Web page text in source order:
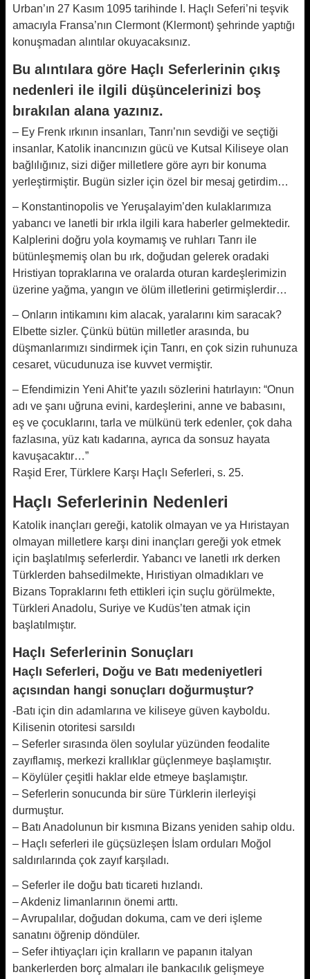
Urban’ın 27 Kasım 1095 tarihinde I. Haçlı Seferi’ni teşvik
amacıyla Fransa’nın Clermont (Klermont) şehrinde yaptığı
konuşmadan alıntılar okuyacaksınız.
Bu alıntılara göre Haçlı Seferlerinin çıkış
nedenleri ile ilgili düşüncelerinizi boş
bırakılan alana yazınız.
– Ey Frenk ırkının insanları, Tanrı’nın sevdiği ve seçtiği
insanlar, Katolik inancınızın gücü ve Kutsal Kiliseye olan
bağlılığınız, sizi diğer milletlere göre ayrı bir konuma
yerleştirmiştir. Bugün sizler için özel bir mesaj getirdim…
– Konstantinopolis ve Yeruşalayim’den kulaklarımıza
yabancı ve lanetli bir ırkla ilgili kara haberler gelmektedir.
Kalplerini doğru yola koymamış ve ruhları Tanrı ile
bütünleşmemiş olan bu ırk, doğudan gelerek oradaki
Hristiyan topraklarına ve oralarda oturan kardeşlerimizin
üzerine yağma, yangın ve ölüm illetlerini getirmişlerdir…
– Onların intikamını kim alacak, yaralarını kim saracak?
Elbette sizler. Çünkü bütün milletler arasında, bu
düşmanlarımızı sindirmek için Tanrı, en çok sizin ruhunuza
cesaret, vücudunuza ise kuvvet vermiştir.
– Efendimizin Yeni Ahit’te yazılı sözlerini hatırlayın: “Onun
adı ve şanı uğruna evini, kardeşlerini, anne ve babasını,
eş ve çocuklarını, tarla ve mülkünü terk edenler, çok daha
fazlasına, yüz katı kadarına, ayrıca da sonsuz hayata
kavuşacaktır…”
Raşid Erer, Türklere Karşı Haçlı Seferleri, s. 25.
Haçlı Seferlerinin Nedenleri
Katolik inançları gereği, katolik olmayan ve ya Hıristayan
olmayan milletlere karşı dini inançları gereği yok etmek
için başlatılmış seferlerdir. Yabancı ve lanetli ırk derken
Türklerden bahsedilmekte, Hıristiyan olmadıkları ve
Bizans Topraklarını feth ettikleri için suçlu görülmekte,
Türkleri Anadolu, Suriye ve Kudüs’ten atmak için
başlatılmıştır.
Haçlı Seferlerinin Sonuçları
Haçlı Seferleri, Doğu ve Batı medeniyetleri
açısından hangi sonuçları doğurmuştur?
-Batı için din adamlarına ve kiliseye güven kayboldu.
Kilisenin otoritesi sarsıldı
– Seferler sırasında ölen soylular yüzünden feodalite
zayıflamış, merkezi krallıklar güçlenmeye başlamıştır.
– Köylüler çeşitli haklar elde etmeye başlamıştır.
– Seferlerin sonucunda bir süre Türklerin ilerleyişi
durmuştur.
– Batı Anadolunun bir kısmına Bizans yeniden sahip oldu.
– Haçlı seferleri ile güçsüzleşen İslam orduları Moğol
saldırılarında çok zayıf karşıladı.
– Seferler ile doğu batı ticareti hızlandı.
– Akdeniz limanlarının önemi arttı.
– Avrupalılar, doğudan dokuma, cam ve deri işleme
sanatını öğrenip döndüler.
– Sefer ihtiyaçları için kralların ve papanın italyan
bankerlerden borç almaları ile bankacılık gelişmeye